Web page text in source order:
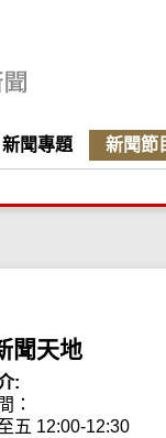
新聞專題 新聞節
聞天地
:
：
五 12:00-12:30